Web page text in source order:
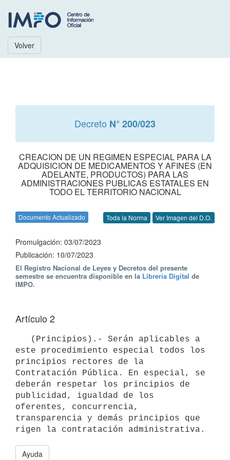
Volver
Decreto N° 200/023
CREACION DE UN REGIMEN ESPECIAL PARA LA
ADQUISICION DE MEDICAMENTOS Y AFINES (EN
ADELANTE, PRODUCTOS) PARA LAS
ADMINISTRACIONES PUBLICAS ESTATALES EN
TODO EL TERRITORIO NACIONAL
Documento Actualizado Toda la Norma Ver Imagen del D.O.
Promulgación: 03/07/2023
Publicación: 10/07/2023
El Registro Nacional de Leyes y Decretos del presente
semestre se encuentra disponible en la Librería Digital de
IMPO.
Artículo 2
este procedimiento especial todos los
principios rectores de la
Contratación Pública. En especial, se
deberán respetar los principios de
publicidad, igualdad de los
oferentes, concurrencia,
transparencia y demás principios que
Ayuda